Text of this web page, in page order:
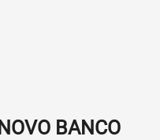
NOVO BANCO